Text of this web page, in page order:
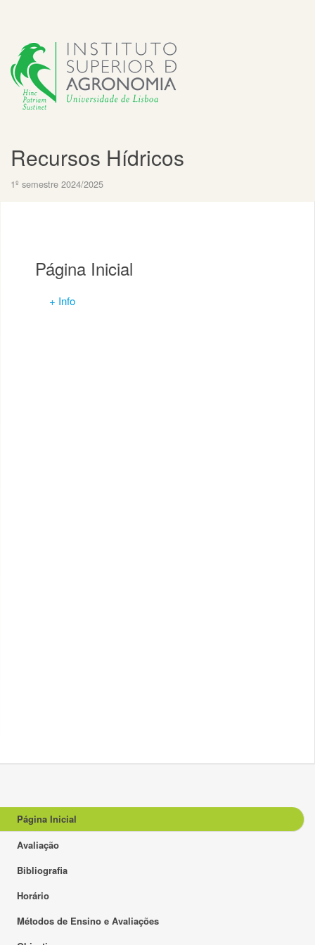
Recursos Hídricos
1º semestre 2024/2025
Página Inicial
+ Info
Página Inicial
Avaliação
Bibliografia
Horário
Métodos de Ensino e Avaliações